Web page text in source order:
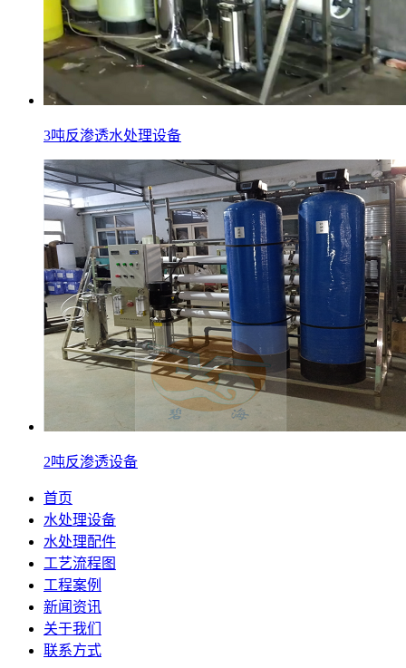
3吨反渗透水处理设备
2吨反渗透设备
首页
水处理设备
水处理配件
工艺流程图
工程案例
新闻资讯
关于我们
联系方式